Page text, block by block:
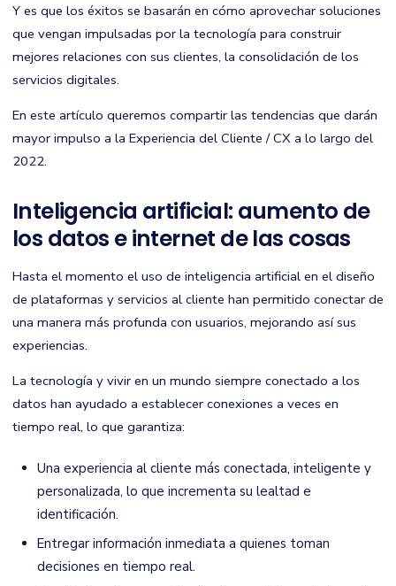
Y es que los éxitos se basarán en cómo aprovechar soluciones
que vengan impulsadas por la tecnología para construir
mejores relaciones con sus clientes, la consolidación de los
servicios digitales.
En este artículo queremos compartir las tendencias que darán
mayor impulso a la Experiencia del Cliente / CX a lo largo del
2022.
Inteligencia artificial: aumento de
los datos e internet de las cosas
Hasta el momento el uso de inteligencia artificial en el diseño
de plataformas y servicios al cliente han permitido conectar de
una manera más profunda con usuarios, mejorando así sus
experiencias.
La tecnología y vivir en un mundo siempre conectado a los
datos han ayudado a establecer conexiones a veces en
tiempo real, lo que garantiza:
Una experiencia al cliente más conectada, inteligente y
personalizada, lo que incrementa su lealtad e
identificación.
Entregar información inmediata a quienes toman
decisiones en tiempo real.